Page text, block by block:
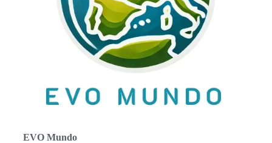
EVO Mundo